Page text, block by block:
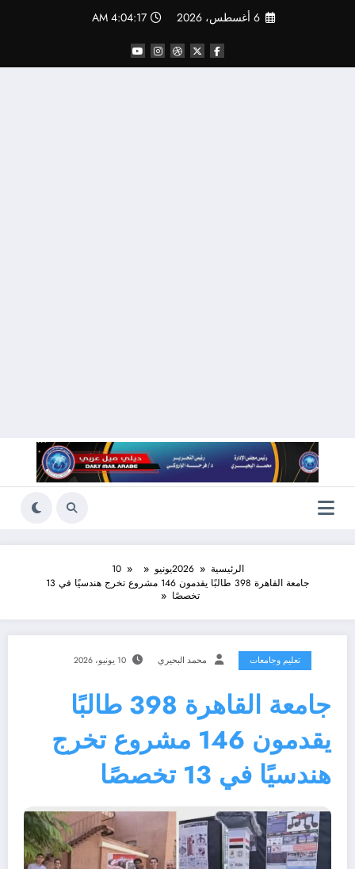
6 أغسطس، 2026 4:04:18 AM
الرئيسية 2026يونيو
10
جامعة القاهرة 398 طالبًا يقدمون 146 مشروع تخرج هندسيًا في 13
تخصصًا
تعليم وجامعات محمد البحيري 10 يونيو، 2026
جامعة القاهرة 398 طالبًا
يقدمون 146 مشروع تخرج
هندسيًا في 13 تخصصًا